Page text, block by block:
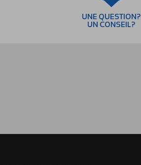
UNE QUESTION?
UN CONSEIL?